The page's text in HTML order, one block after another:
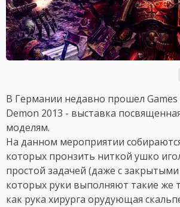
В Германии недавно прошел Games
Demon 2013 - выставка
моделям.
На данном мероприятии
которых пронзить ниткой ушко
простой задачей (даже с
которых руки выполняют такие же
как рука хирурга орудующая